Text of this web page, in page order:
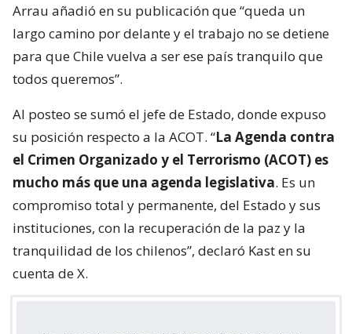
Arrau añadió en su publicación que “queda un
largo camino por delante y el trabajo no se detiene
para que Chile vuelva a ser ese país tranquilo que
todos queremos”.
Al posteo se sumó el jefe de Estado, donde expuso
su posición respecto a la ACOT. “La Agenda contra
el Crimen Organizado y el Terrorismo (ACOT) es
mucho más que una agenda legislativa. Es un
compromiso total y permanente, del Estado y sus
instituciones, con la recuperación de la paz y la
tranquilidad de los chilenos”, declaró Kast en su
cuenta de X.